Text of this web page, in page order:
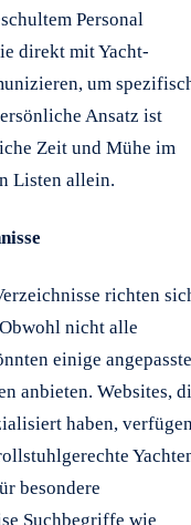
Personal
direkt mit Yacht-
um
Ansatz ist
Zeit und Mühe im
Listen allein.
richten
nicht alle
einige angepasste
anbieten. Websites,
haben,
besondere
Suchbegriffe wie